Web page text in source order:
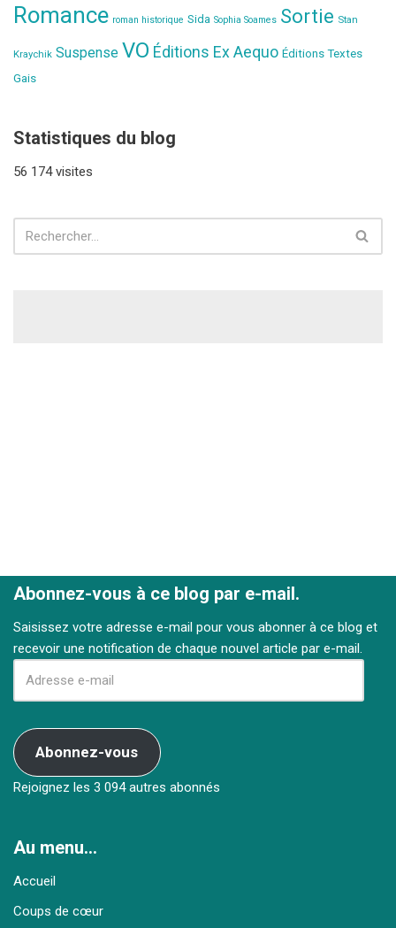
Romance roman historique Sida Sophia Soames Sortie Stan
Kraychik Suspense VO Éditions Ex Aequo Éditions Textes
Gais
Statistiques du blog
56 174 visites
Abonnez-vous à ce blog par e-mail.
Saisissez votre adresse e-mail pour vous abonner à ce blog et
recevoir une notification de chaque nouvel article par e-mail.
Abonnez-vous
Rejoignez les 3 094 autres abonnés
Au menu…
Accueil
Coups de cœur